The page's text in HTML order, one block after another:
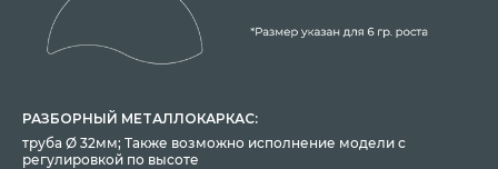
РАЗБОРНЫЙ МЕТАЛЛОКАРКАС:
труба Ø 32мм; Также возможно исполнение модели с
регулировкой по высоте